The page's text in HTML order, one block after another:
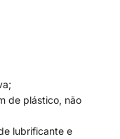
de plástico, não
lubrificante e